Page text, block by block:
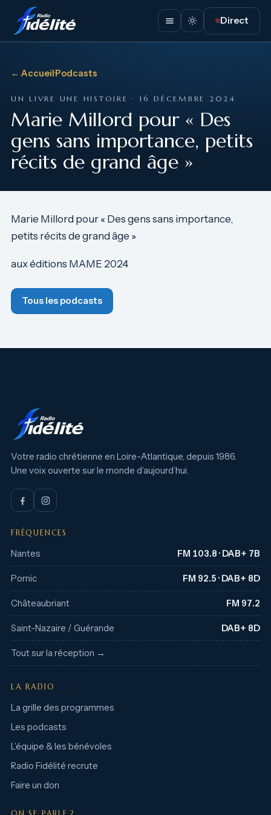
Direct
← Accueil·Podcasts
UN LIVRE UNE HISTOIRE · 16 DÉCEMBRE 2024
Marie Millord pour « Des
gens sans importance, petits
récits de grand âge »
Marie Millord pour « Des gens sans importance,
petits récits de grand âge »
aux éditions MAME 2024
Tous les podcasts
Votre radio chrétienne en Loire-Atlantique, depuis 1986.
Une voix ouverte sur le monde d’aujourd’hui.
FRÉQUENCES
Nantes FM 103.8 · DAB+ 7B
Pornic FM 92.5 · DAB+ 8D
Châteaubriant FM 97.2
Saint-Nazaire / Guérande DAB+ 8D
Tout sur la réception →
LA RADIO
La grille des programmes
Les podcasts
L’équipe & les bénévoles
Radio Fidélité recrute
Faire un don